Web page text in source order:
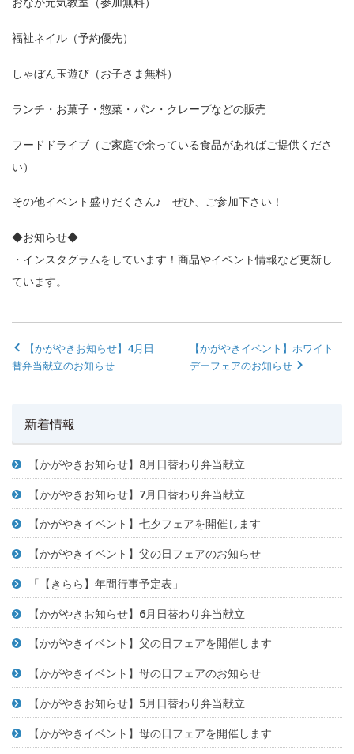
福祉ネイル（予約優先）
しゃぼん玉遊び（お子さま無料）
ランチ・お菓子・惣菜・パン・クレープなどの販売
フードドライブ（ご家庭で余っている食品があればご提供くださ
い）
その他イベント盛りだくさん♪ ぜひ、ご参加下さい！
◆お知らせ◆
・インスタグラムをしています！商品やイベント情報など更新し
ています。
【かがやきお知らせ】4月日
替弁当献立のお知らせ
【かがやきイベント】ホワイト
デーフェアのお知らせ
新着情報
【かがやきお知らせ】8月日替わり弁当献立
【かがやきお知らせ】7月日替わり弁当献立
【かがやきイベント】七夕フェアを開催します
【かがやきイベント】父の日フェアのお知らせ
「【きらら】年間行事予定表」
【かがやきお知らせ】6月日替わり弁当献立
【かがやきイベント】父の日フェアを開催します
【かがやきイベント】母の日フェアのお知らせ
【かがやきお知らせ】5月日替わり弁当献立
【かがやきイベント】母の日フェアを開催します